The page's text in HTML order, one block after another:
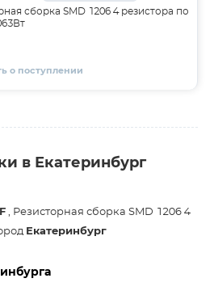
сборка SMD 1206 4 резистора по
о поступлении
в Екатеринбург
, Резисторная сборка SMD 1206 4
Екатеринбург